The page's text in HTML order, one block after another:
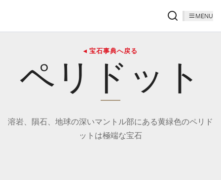
MENU
◂ 宝石事典へ戻る
ペリドット
溶岩、隕石、地球の深いマントル部にある黄緑色のペリド
ットは極端な宝石